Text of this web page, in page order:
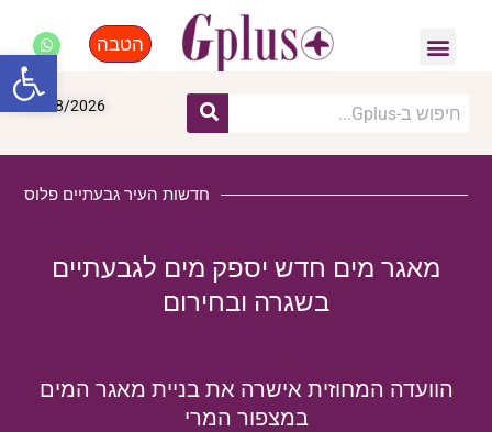
הטבה
08/08/2026
חדשות העיר גבעתיים פלוס
מאגר מים חדש יספק מים לגבעתיים
בשגרה ובחירום
הוועדה המחוזית אישרה את בניית מאגר המים
במצפור המרי
פתח